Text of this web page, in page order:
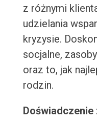
z różnymi
udzielania
kryzysie.
socjalne,
oraz to, jak
rodzin.